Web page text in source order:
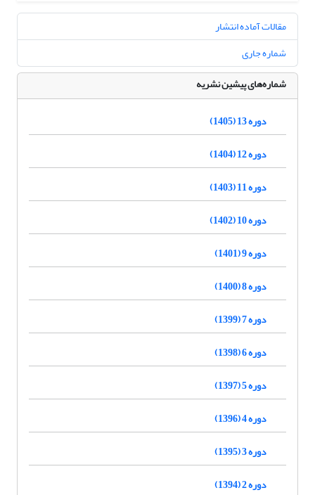
مقالات آماده انتشار
شماره جاری
شماره‌های پیشین نشریه
دوره 13 (1405)
دوره 12 (1404)
دوره 11 (1403)
دوره 10 (1402)
دوره 9 (1401)
دوره 8 (1400)
دوره 7 (1399)
دوره 6 (1398)
دوره 5 (1397)
دوره 4 (1396)
دوره 3 (1395)
دوره 2 (1394)